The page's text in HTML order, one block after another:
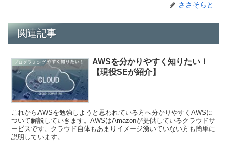
ささそらと
関連記事
プログラミング
AWSを分かりやすく知りたい！
【現役SEが紹介】
これからAWSを勉強しようと思われている方へ分かりやすくAWSに
ついて解説していきます。AWSはAmazonが提供しているクラウドサ
ービスです。クラウド自体もあまりイメージ湧いていない方も簡単に
説明しています。